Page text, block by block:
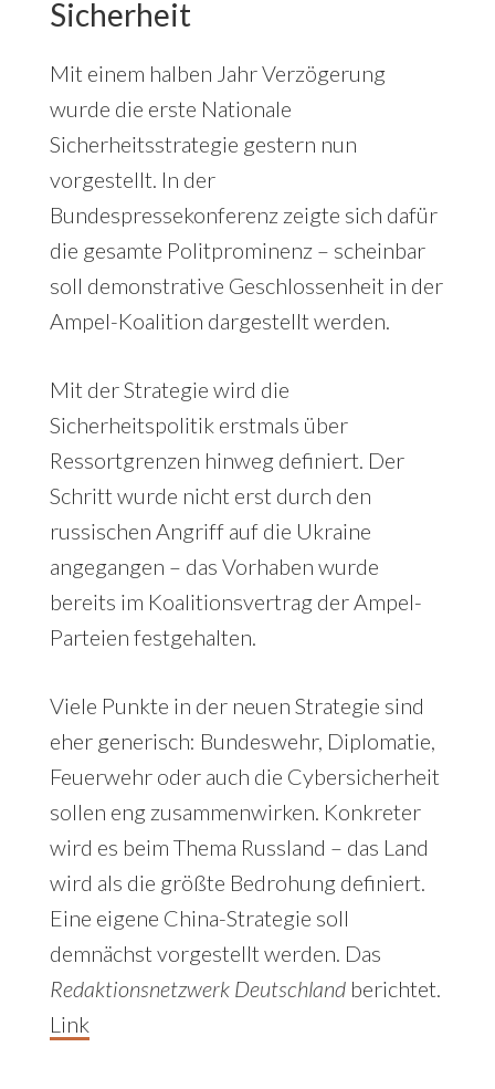
Sicherheit
Mit einem halben Jahr Verzögerung
wurde die erste Nationale
Sicherheitsstrategie gestern nun
vorgestellt. In der
Bundespressekonferenz zeigte sich dafür
die gesamte Politprominenz – scheinbar
soll demonstrative Geschlossenheit in der
Ampel-Koalition dargestellt werden.
Mit der Strategie wird die
Sicherheitspolitik erstmals über
Ressortgrenzen hinweg definiert. Der
Schritt wurde nicht erst durch den
russischen Angriff auf die Ukraine
angegangen – das Vorhaben wurde
bereits im Koalitionsvertrag der Ampel-
Parteien festgehalten.
Viele Punkte in der neuen Strategie sind
eher generisch: Bundeswehr, Diplomatie,
Feuerwehr oder auch die Cybersicherheit
sollen eng zusammenwirken. Konkreter
wird es beim Thema Russland – das Land
wird als die größte Bedrohung definiert.
Eine eigene China-Strategie soll
demnächst vorgestellt werden. Das
Redaktionsnetzwerk Deutschlandberichtet.
Link